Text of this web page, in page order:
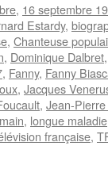
, 16 septembre
Estardy,
, Chanteuse
, Dominique Dalbret
, Fanny, Fanny
, Jacques
, Jean-
, longue maladie
française,